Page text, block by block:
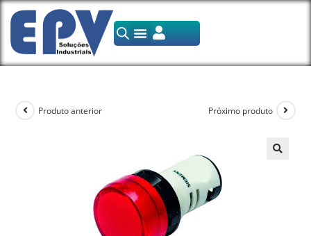
Produto anterior Próximo produto